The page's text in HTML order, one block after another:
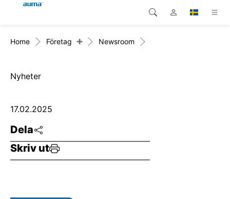
Produkter
Lösningar
Service
Företag
Global
Europa
Asien och Stillahavsområdet
Nordamerika
Sök
Home Företag + Newsroom
Nyheter
Dela
Skriv ut
17.02.2025